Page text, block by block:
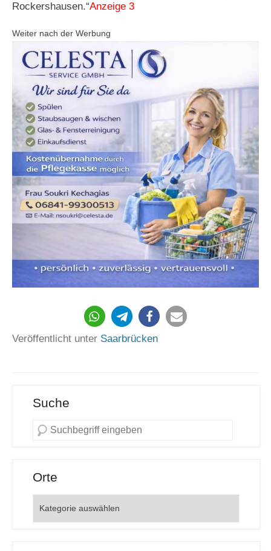
Rockershausen.“Anzeige 3
Weiter nach der Werbung
Veröffentlicht unter Saarbrücken
Suche
Orte